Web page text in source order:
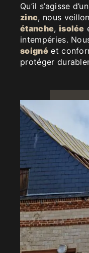
Qu’il s’agisse
zinc, nous
étanche, isolée
intempéries.
soignéet
protéger